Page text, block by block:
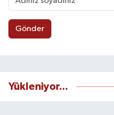
Gönder
Yükleniyor...